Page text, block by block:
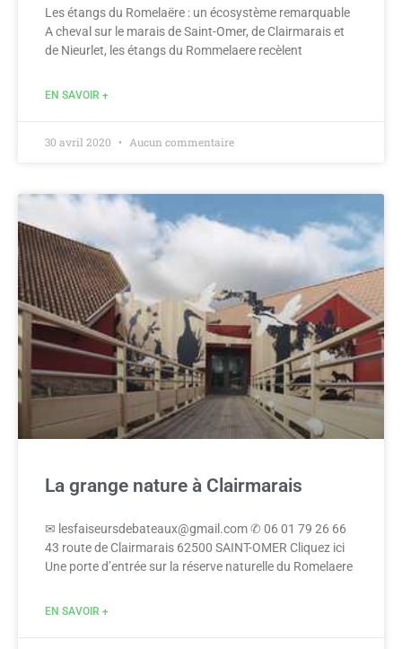
Les étangs du Romelaëre : un écosystème remarquable
A cheval sur le marais de Saint-Omer, de Clairmarais et
de Nieurlet, les étangs du Rommelaere recèlent
EN SAVOIR +
30 avril 2020 Aucun commentaire
La grange nature à Clairmarais
✉ lesfaiseursdebateaux@gmail.com ✆ 06 01 79 26 66
43 route de Clairmarais 62500 SAINT-OMER Cliquez ici
Une porte d’entrée sur la réserve naturelle du Romelaere
EN SAVOIR +